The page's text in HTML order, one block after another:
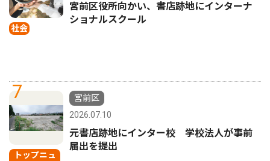
社会
宮前区役所向かい、書店跡地にインターナ
ショナルスクール
7
トップニュ
宮前区
2026.07.10
元書店跡地にインター校 学校法人が事前
届出を提出